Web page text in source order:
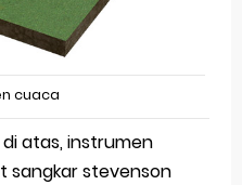
cuaca
atas, instrumen
sangkar stevenson